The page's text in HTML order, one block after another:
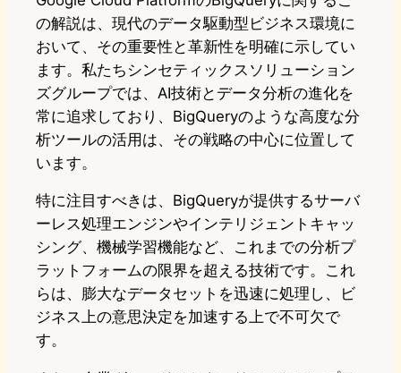
の解説は、現代のデータ駆動型ビジネス環境に
おいて、その重要性と革新性を明確に示してい
ます。私たちシンセティックスソリューション
ズグループでは、AI技術とデータ分析の進化を
常に追求しており、BigQueryのような高度な分
析ツールの活用は、その戦略の中心に位置して
います。
特に注目すべきは、BigQueryが提供するサーバ
ーレス処理エンジンやインテリジェントキャッ
シング、機械学習機能など、これまでの分析プ
ラットフォームの限界を超える技術です。これ
らは、膨大なデータセットを迅速に処理し、ビ
ジネス上の意思決定を加速する上で不可欠で
す。